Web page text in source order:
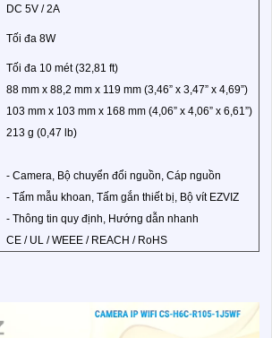
DC 5V / 2A
Tối đa 8W
Tối đa 10 mét (32,81 ft)
88 mm x 88,2 mm x 119 mm (3,46” x 3,47” x 4,69”)
103 mm x 103 mm x 168 mm (4,06” x 4,06” x 6,61”)
213 g (0,47 lb)
- Camera, Bộ chuyển đổi nguồn, Cáp nguồn
- Tấm mẫu khoan, Tấm gắn thiết bị, Bộ vít EZVIZ
- Thông tin quy định, Hướng dẫn nhanh
CE / UL / WEEE / REACH / RoHS